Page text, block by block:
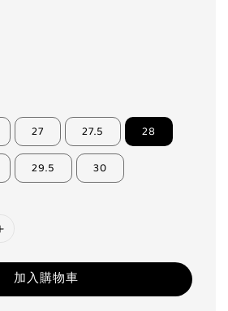
27 27.5 28
29.5 30
加入購物車